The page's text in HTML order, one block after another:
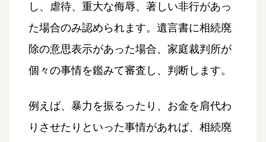
し、虐待、重大な侮辱、著しい非行があっ
た場合のみ認められます。遺言書に相続廃
除の意思表示があった場合、家庭裁判所が
個々の事情を鑑みて審査し、判断します。
例えば、暴力を振るったり、お金を肩代わ
りさせたりといった事情があれば、相続廃